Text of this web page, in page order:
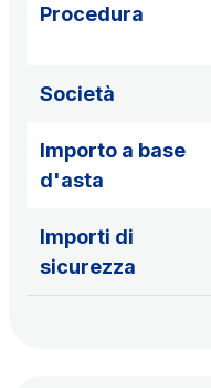
Società Autostrada
Scadenza
Tangenziale di
Km rete: 20
Procedura
Società
Importo a base
d'asta
Importi di
sicurezza